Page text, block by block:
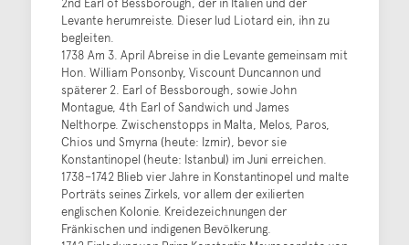
Levante herumreiste. Dieser lud Liotard ein, ihn zu
begleiten.
1738 Am 3. April Abreise in die Levante gemeinsam mit
Hon. William Ponsonby, Viscount Duncannon und
späterer 2. Earl of Bessborough, sowie John
Montague, 4th Earl of Sandwich und James
Nelthorpe. Zwischenstopps in Malta, Melos, Paros,
Chios und Smyrna (heute: Izmir), bevor sie
Konstantinopel (heute: Istanbul) im Juni erreichen.
1738–1742 Blieb vier Jahre in Konstantinopel und malte
Porträts seines Zirkels, vor allem der exilierten
englischen Kolonie. Kreidezeichnungen der
Fränkischen und indigenen Bevölkerung.